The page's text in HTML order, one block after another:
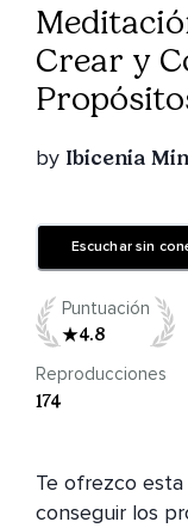
Crear y
by Ibicenia
Escuchar sin
Puntuación
4.8
Reproducciones
174
Te ofrezco
conseguir los